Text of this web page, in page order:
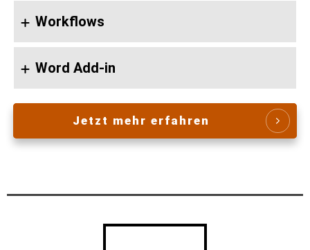
Workflows
Word Add-in
Jetzt mehr erfahren